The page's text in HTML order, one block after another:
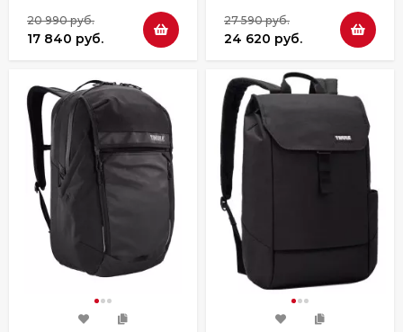
20 990 руб.
17 840 руб.
27 590 руб.
24 620 руб.